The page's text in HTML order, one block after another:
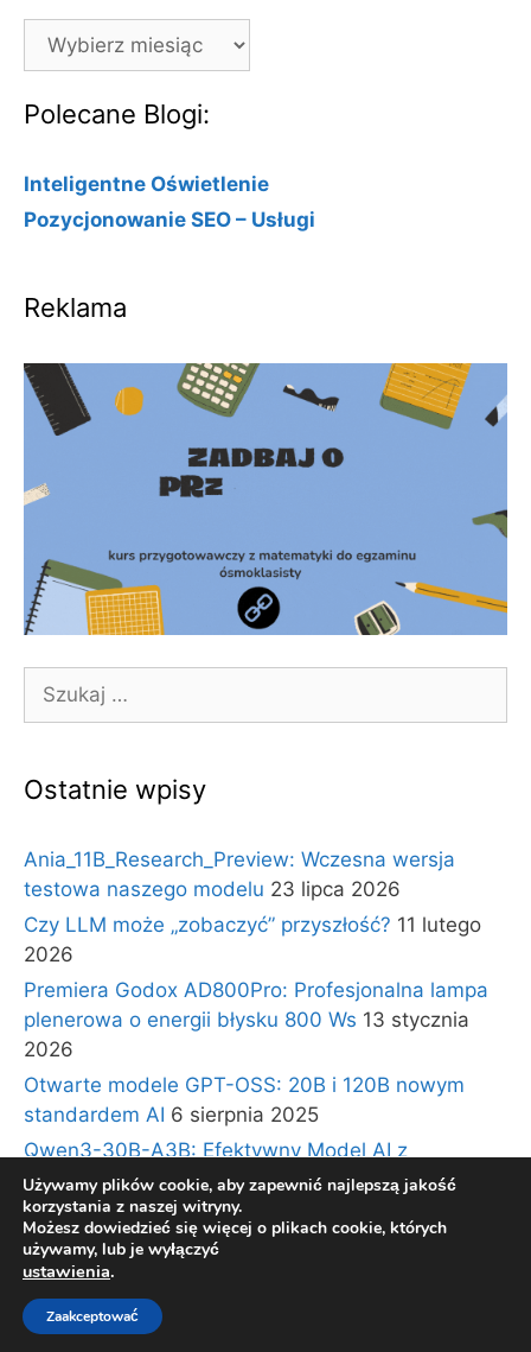
Archiwa
Polecane Blogi:
Inteligentne Oświetlenie
Pozycjonowanie SEO – Usługi
Reklama
Szukaj:
Ostatnie wpisy
Ania_11B_Research_Preview: Wczesna wersja
testowa naszego modelu 23 lipca 2026
Czy LLM może „zobaczyć” przyszłość? 11 lutego
2026
Premiera Godox AD800Pro: Profesjonalna lampa
plenerowa o energii błysku 800 Ws 13 stycznia
2026
Otwarte modele GPT-OSS: 20B i 120B nowym
standardem AI 6 sierpnia 2025
Qwen3-30B-A3B: Efektywny Model AI z
Architekturą Ekspertów i Długim Kontekstem 30
lipca 2025
Zbudowany z
Używamy plików cookie, aby zapewnić najlepszą jakość
korzystania z naszej witryny.
Możesz dowiedzieć się więcej o plikach cookie, których
używamy, lub je wyłączyć
ustawienia.
Zaakceptować